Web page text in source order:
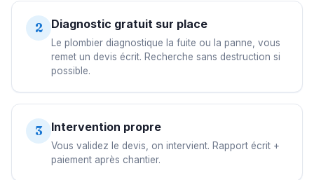
2 Diagnostic gratuit sur place
Le plombier diagnostique la fuite ou la panne, vous
remet un devis écrit. Recherche sans destruction si
possible.
3 Intervention propre
Vous validez le devis, on intervient. Rapport écrit +
paiement après chantier.